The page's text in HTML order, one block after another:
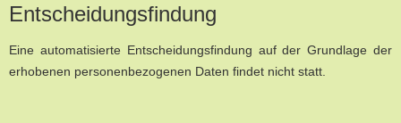
Entscheidungsfindung
Eine automatisierte Entscheidungsfindung auf der Grundlage der
erhobenen personenbezogenen Daten findet nicht statt.